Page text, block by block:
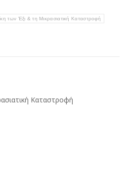
των Έξι & τη Μικρασιατική Καταστροφή
Καταστροφή